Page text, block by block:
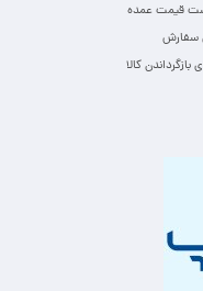
قیمت عمده
سفارش
بازگرداندن کالا